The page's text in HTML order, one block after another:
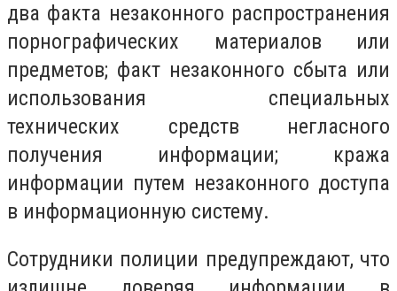
два факта незаконного распространения
порнографических материалов или
предметов; факт незаконного сбыта или
использования специальных
технических средств негласного
получения информации; кража
информации путем незаконного доступа
в информационную систему.
Сотрудники полиции предупреждают, что